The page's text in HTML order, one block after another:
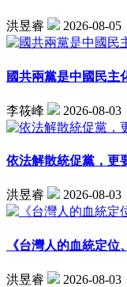
洪昱睿 2026-08-05
國共兩黨是中國民主
李筱峰 2026-08-03
依法解散統促黨，更
洪昱睿 2026-08-03
《台灣人的血統定
洪昱睿 2026-08-03